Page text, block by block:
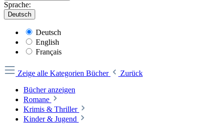
Sprache:
Deutsch
Deutsch
English
Français
Zeige alle Kategorien Bücher
Zurück
Bücher anzeigen
Romane
Krimis & Thriller
Kinder & Jugend